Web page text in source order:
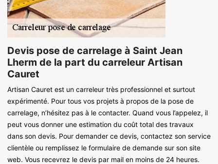
Devis pose de carrelage à Saint Jean
Lherm de la part du carreleur Artisan
Cauret
Artisan Cauret est un carreleur très professionnel et surtout
expérimenté. Pour tous vos projets à propos de la pose de
carrelage, n’hésitez pas à le contacter. Quand vous l’appelez, il
peut vous donner une estimation du coût total des travaux
dans son devis. Pour demander ce devis, contactez son service
clientèle ou remplissez le formulaire de demande sur son site
web. Vous recevrez le devis par mail en moins de 24 heures.